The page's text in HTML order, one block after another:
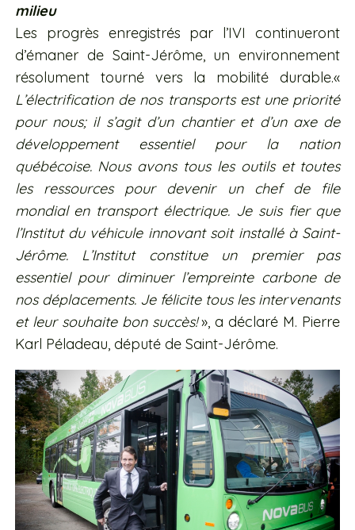
milieu
Les progrès enregistrés par l’IVI continueront
d’émaner de Saint-Jérôme, un environnement
résolument tourné vers la mobilité durable.«
L’électrification de nos transports est une priorité
pour nous; il s’agit d’un chantier et d’un axe de
développement essentiel pour la nation
québécoise. Nous avons tous les outils et toutes
les ressources pour devenir un chef de file
mondial en transport électrique. Je suis fier que
l’Institut du véhicule innovant soit installé à Saint-
Jérôme. L’Institut constitue un premier pas
essentiel pour diminuer l’empreinte carbone de
nos déplacements. Je félicite tous les intervenants
et leur souhaite bon succès!», a déclaré M. Pierre
Karl Péladeau, député de Saint-Jérôme.